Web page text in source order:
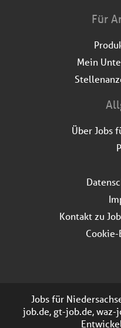
Für
Mein
Über Jobs
Kontakt zu
Jobs für
job.de, gt-job.de, waz-